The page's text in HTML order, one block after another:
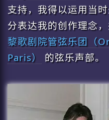
支持，我得以运用当
分表达我的创作理念
黎歌剧院管弦乐团（
Paris）
的弦乐声部。